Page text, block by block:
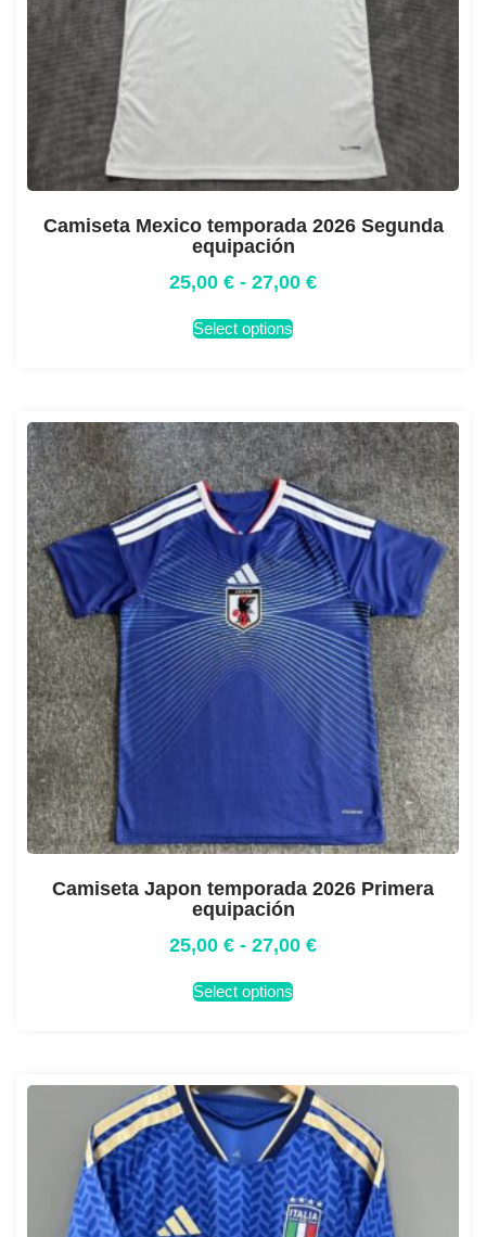
Camiseta Mexico temporada 2026 Segunda
equipación
25,00 € - 27,00 €
Select options
Camiseta Japon temporada 2026 Primera
equipación
25,00 € - 27,00 €
Select options